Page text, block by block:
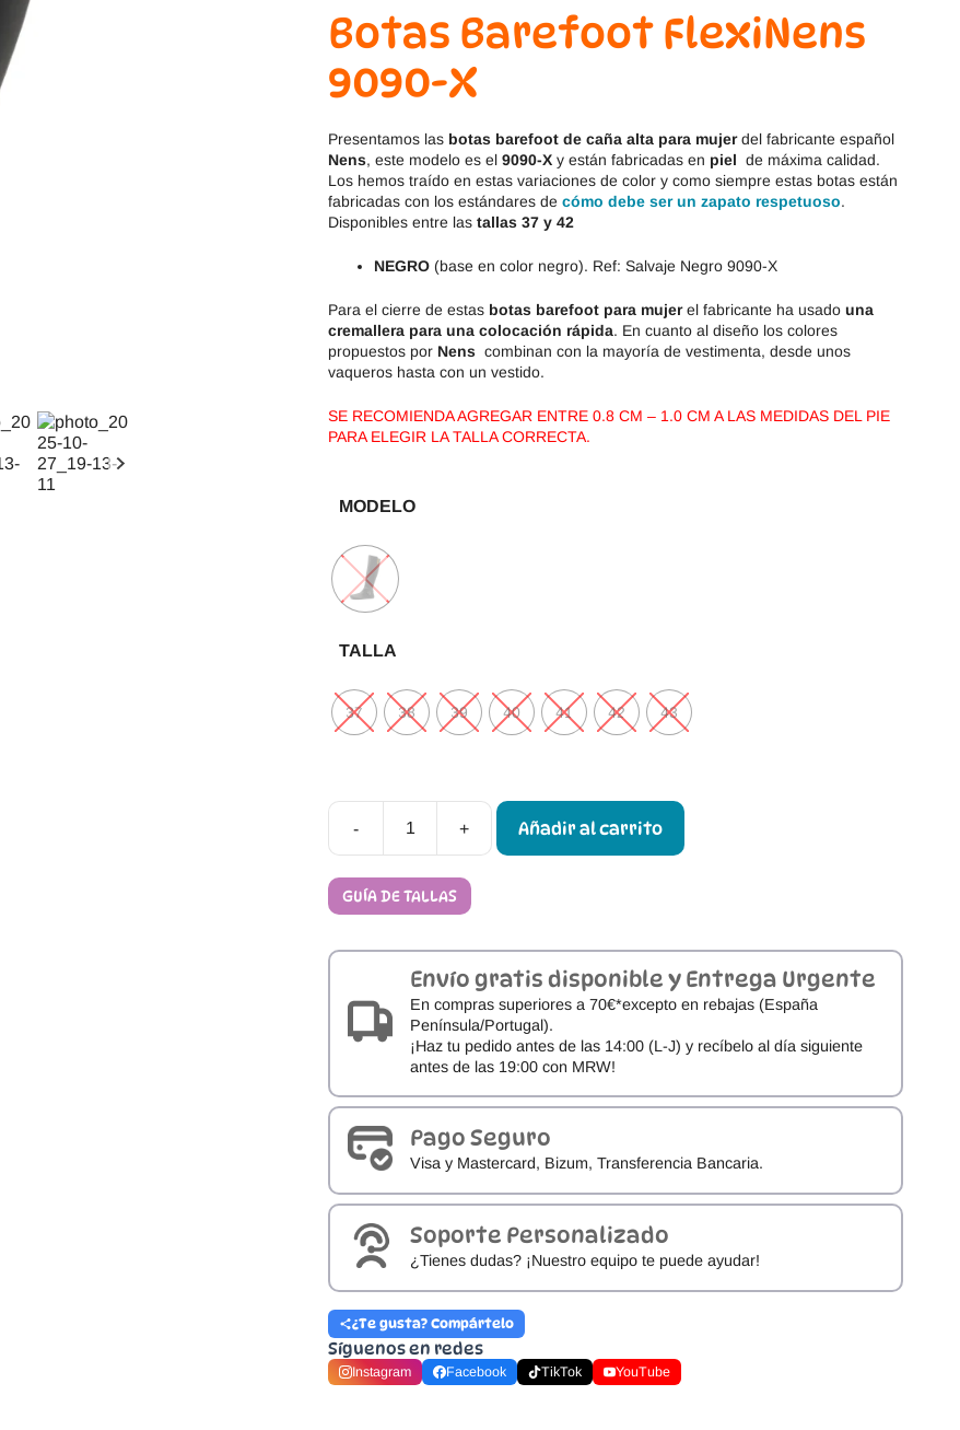
Magical Shoes
Stitch & Walk
Vivant
Titanitos
Zapy
Botas Barefoot FlexiNens
9090-X
Presentamos las botas barefoot de caña alta para mujerdel fabricante español
Nens, este modelo es el 9090-X y están fabricadas en piel de máxima calidad.
Los hemos traído en estas variaciones de color y como siempre estas botas están
fabricadas con los estándares de cómo debe ser un zapato respetuoso.
Disponibles entre las tallas 37 y 42
NEGRO (base en color negro). Ref: Salvaje Negro 9090-X
Para el cierre de estas botas barefoot para mujerel fabricante ha usado una
cremallera para una colocación rápida. En cuanto al diseño los colores
propuestos por Nens combinan con la mayoría de vestimenta, desde unos
vaqueros hasta con un vestido.
SE RECOMIENDA AGREGAR ENTRE 0.8 CM – 1.0 CM A LAS MEDIDAS DEL PIE
PARA ELEGIR LA TALLA CORRECTA.
MODELO
TALLA
37 38 39 40 41 42 43
-
Botas
Barefoot
FlexiNens
9090-
X
+ Añadir al carrito
GUÍA DE TALLAS
Envío gratis disponible y Entrega Urgente
En compras superiores a 70€*excepto en rebajas (España
Península/Portugal).
¡Haz tu pedido antes de las 14:00 (L-J) y recíbelo al día siguiente
antes de las 19:00 con MRW!
Pago Seguro
Visa y Mastercard, Bizum, Transferencia Bancaria.
Soporte Personalizado
¿Tienes dudas? ¡Nuestro equipo te puede ayudar!
¿Te gusta? Compártelo
Síguenos en redes
Instagram Facebook TikTok YouTube